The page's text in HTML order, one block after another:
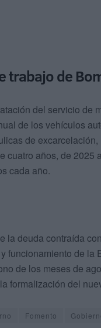
trabajo de
del servicio de
de los vehículos
de
años, de 2025
cada año.
la deuda contraída
funcionamiento de la
de los meses de
formalización del
Fomento